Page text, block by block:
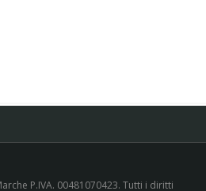
P.IVA. 00481070423. Tutti i diritti